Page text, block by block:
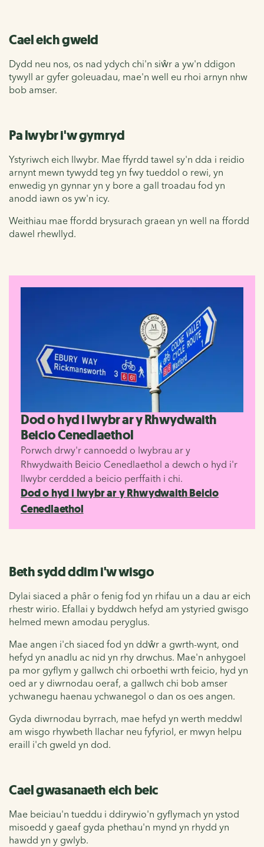
Cael eich gweld
Dydd neu nos, os nad ydych chi'n siŵr a yw'n ddigon
tywyll ar gyfer goleuadau, mae'n well eu rhoi arnyn nhw
bob amser.
Pa lwybr i'w gymryd
Ystyriwch eich llwybr. Mae ffyrdd tawel sy'n dda i reidio
arnynt mewn tywydd teg yn fwy tueddol o rewi, yn
enwedig yn gynnar yn y bore a gall troadau fod yn
anodd iawn os yw'n icy.
Weithiau mae ffordd brysurach graean yn well na ffordd
dawel rhewllyd.
Dod o hyd i lwybr ar y Rhwydwaith
Beicio Cenedlaethol
Porwch drwy'r cannoedd o lwybrau ar y
Rhwydwaith Beicio Cenedlaethol a dewch o hyd i'r
llwybr cerdded a beicio perffaith i chi.
Dod o hyd i lwybr ar y Rhwydwaith Beicio
Cenedlaethol
Beth sydd ddim i'w wisgo
Dylai siaced a phâr o fenig fod yn rhifau un a dau ar eich
rhestr wirio. Efallai y byddwch hefyd am ystyried gwisgo
helmed mewn amodau peryglus.
Mae angen i'ch siaced fod yn ddŵr a gwrth-wynt, ond
hefyd yn anadlu ac nid yn rhy drwchus. Mae'n anhygoel
pa mor gyflym y gallwch chi orboethi wrth feicio, hyd yn
oed ar y diwrnodau oeraf, a gallwch chi bob amser
ychwanegu haenau ychwanegol o dan os oes angen.
Gyda diwrnodau byrrach, mae hefyd yn werth meddwl
am wisgo rhywbeth llachar neu fyfyriol, er mwyn helpu
eraill i'ch gweld yn dod.
Cael gwasanaeth eich beic
Mae beiciau'n tueddu i ddirywio'n gyflymach yn ystod
misoedd y gaeaf gyda phethau'n mynd yn rhydd yn
hawdd yn y gwlyb.